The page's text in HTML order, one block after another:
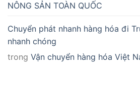
NÔNG SẢN TOÀN QUỐC
Chuyển phát nhanh hàng hóa đi
nhanh chóng
trong Vận chuyển hàng hóa Việt